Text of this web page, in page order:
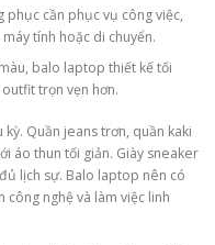
phục cần phục vụ công việc,
tính hoặc di chuyển.
balo laptop thiết kế tối
trọn vẹn hơn.
Quần jeans trơn, quần kaki
áo thun tối giản. Giày sneaker
lịch sự. Balo laptop nên có
công nghệ và làm việc linh